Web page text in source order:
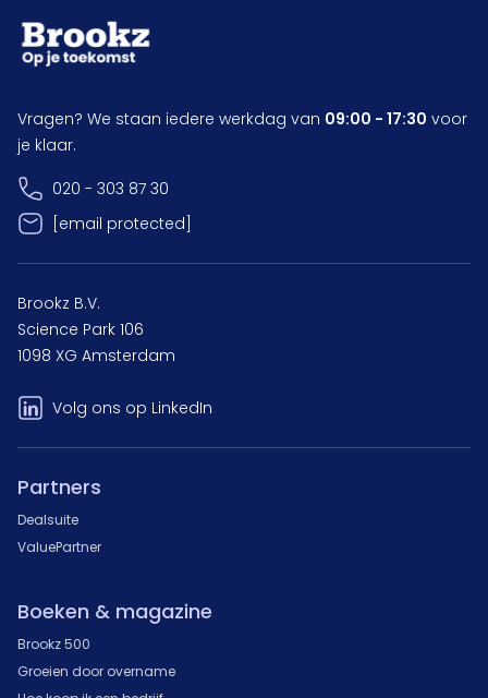
Vragen? We staan iedere werkdag van 09:00 - 17:30 voor
je klaar.
020 - 303 87 30
[email protected]
Brookz B.V.
Science Park 106
1098 XG Amsterdam
Volg ons op LinkedIn
Partners
Dealsuite
ValuePartner
Boeken & magazine
Brookz 500
Groeien door overname